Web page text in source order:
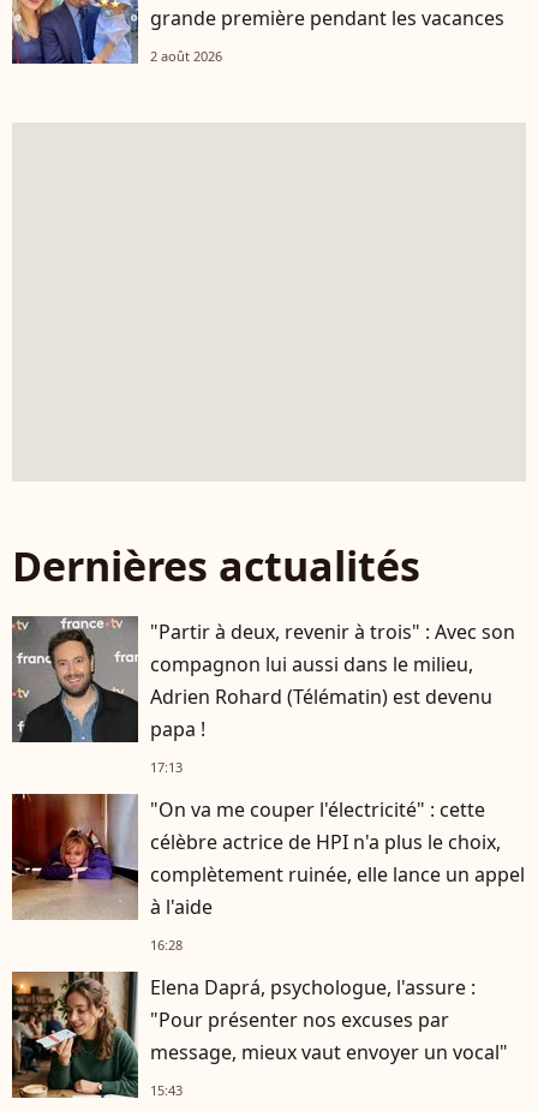
grande première pendant les vacances
2 août 2026
Dernières actualités
"Partir à deux, revenir à trois" : Avec son
compagnon lui aussi dans le milieu,
Adrien Rohard (Télématin) est devenu
papa !
17:13
"On va me couper l'électricité" : cette
célèbre actrice de HPI n'a plus le choix,
complètement ruinée, elle lance un appel
à l'aide
16:28
Elena Daprá, psychologue, l'assure :
"Pour présenter nos excuses par
message, mieux vaut envoyer un vocal"
15:43